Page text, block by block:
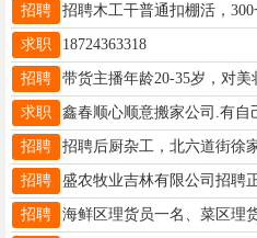
招聘
求职 18724363318
招聘
求职
招聘
招聘
招聘